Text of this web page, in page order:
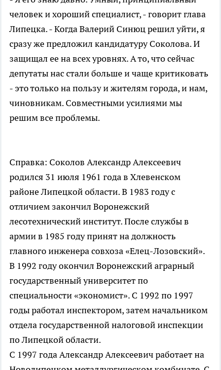
человек и хороший специалист, - говорит глава
Липецка. - Когда Валерий Синюц решил уйти, я
сразу же предложил кандидатуру Соколова. И
защищал ее на всех уровнях. А то, что сейчас
депутаты нас стали больше и чаще критиковать
- это только на пользу и жителям города, и нам,
чиновникам. Совместными усилиями мы
решим все проблемы.
Справка: Соколов Александр Алексеевич
родился 31 июля 1961 года в Хлевенском
районе Липецкой области. В 1983 году с
отличием закончил Воронежский
лесотехнический институт. После службы в
армии в 1985 году принят на должность
главного инженера совхоза «Елец-Лозовский».
В 1992 году окончил Воронежский аграрный
государственный университет по
специальности «экономист». С 1992 по 1997
годы работал инспектором, затем начальником
отдела государственной налоговой инспекции
по Липецкой области.
С 1997 года Александр Алексеевич работает на